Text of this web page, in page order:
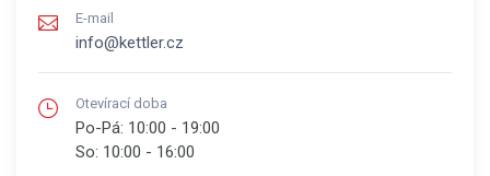
E-mail
info@kettler.cz
Otevírací doba
Po-Pá: 10:00 - 19:00
So: 10:00 - 16:00